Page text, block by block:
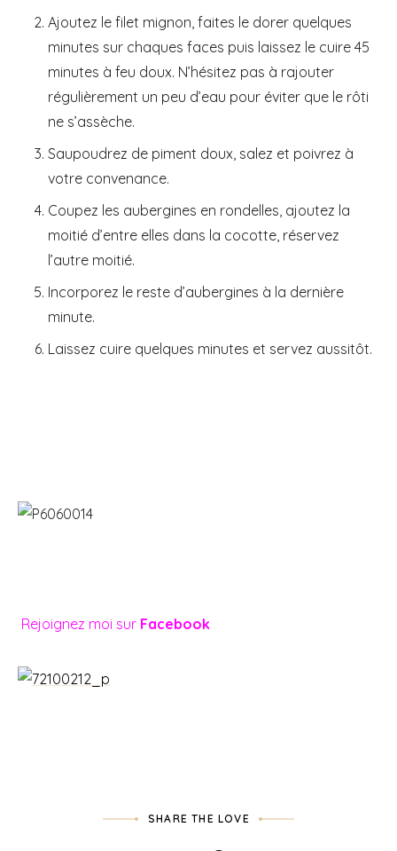
Ajoutez le filet mignon, faites le dorer quelques
minutes sur chaques faces puis laissez le cuire 45
minutes à feu doux. N’hésitez pas à rajouter
régulièrement un peu d’eau pour éviter que le rôti
ne s’assèche.
Saupoudrez de piment doux, salez et poivrez à
votre convenance.
Coupez les aubergines en rondelles, ajoutez la
moitié d’entre elles dans la cocotte, réservez
l’autre moitié.
Incorporez le reste d’aubergines à la dernière
minute.
Laissez cuire quelques minutes et servez aussitôt.
Rejoignez moi sur Facebook
SHARE THE LOVE